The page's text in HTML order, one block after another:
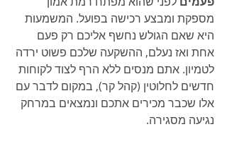
מספקת ומבצע רכישה בפועל. המשמעות
היא שאם הגולש נחשף אליכם רק פעם
אחת ואז נעלם, ההשקעה שלכם פשוט ירדה
לטמיון. אתם מנסים ללא הרף לצוד לקוחות
חדשים לחלוטין (קהל קר), במקום לדבר עם
אלו שכבר מכירים אתכם ונמצאים במרחק
נגיעה מסגירה.